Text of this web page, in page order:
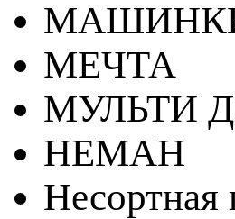
МЕЧТА
МУЛЬТИ
НЕМАН
Несортная